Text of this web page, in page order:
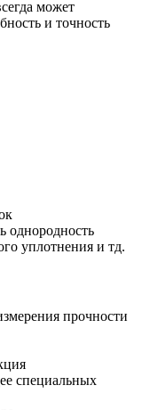
может
и точность
однородность
уплотнения и тд.
прочности
специальных